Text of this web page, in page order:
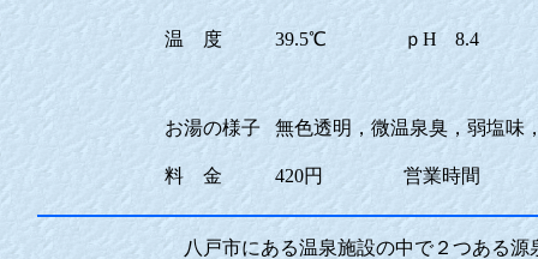
温 度 39.5℃ ｐH 8.4
お湯の様子 無色透明，微温泉臭，弱塩味
料 金 420円 営業時間
八戸市にある温泉施設の中で２つある源